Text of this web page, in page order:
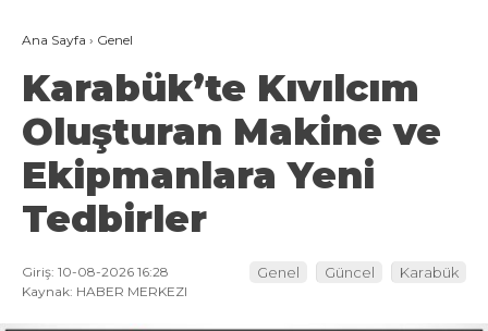
Ana Sayfa › Genel
Karabük’te Kıvılcım
Oluşturan Makine ve
Ekipmanlara Yeni
Tedbirler
Giriş: 10-08-2026 16:28
Kaynak: HABER MERKEZI
Genel Güncel Karabük